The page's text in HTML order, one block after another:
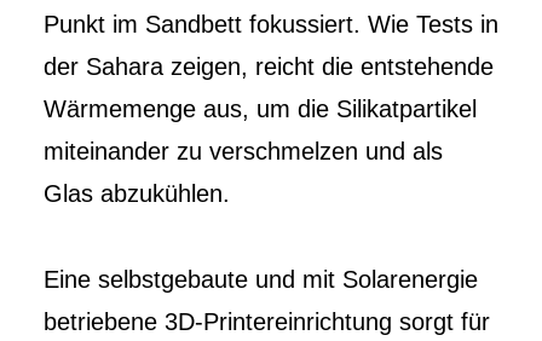
Punkt im Sandbett fokussiert. Wie Tests in
der Sahara zeigen, reicht die entstehende
Wärmemenge aus, um die Silikatpartikel
miteinander zu verschmelzen und als
Glas abzukühlen.
Eine selbstgebaute und mit Solarenergie
betriebene 3D-Printereinrichtung sorgt für